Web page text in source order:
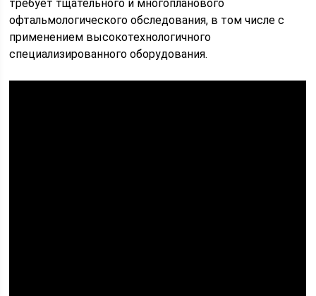
требует тщательного и многопланового
офтальмологического обследования, в том числе с
применением высокотехнологичного
специализированного оборудования.